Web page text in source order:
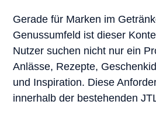
Gerade für Marken im
Genussumfeld ist dieser
Nutzer suchen nicht nur ein
Anlässe, Rezepte,
und Inspiration. Diese
innerhalb der bestehenden